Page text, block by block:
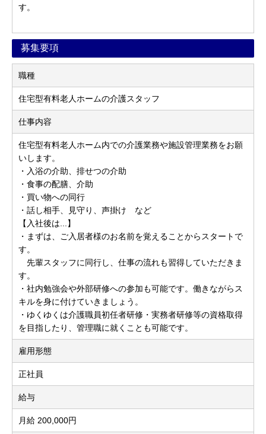
す。
募集要項
職種
住宅型有料老人ホームの介護スタッフ
仕事内容
住宅型有料老人ホーム内での介護業務や施設管理業務をお願
いします。
・入浴の介助、排せつの介助
・食事の配膳、介助
・買い物への同行
・話し相手、見守り、声掛け など
【入社後は...】
・まずは、ご入居者様のお名前を覚えることからスタートで
す。
先輩スタッフに同行し、仕事の流れも習得していただきま
す。
・社内勉強会や外部研修への参加も可能です。働きながらス
キルを身に付けていきましょう。
・ゆくゆくは介護職員初任者研修・実務者研修等の資格取得
を目指したり、管理職に就くことも可能です。
雇用形態
正社員
給与
月給 200,000円